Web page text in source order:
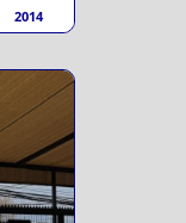
2014